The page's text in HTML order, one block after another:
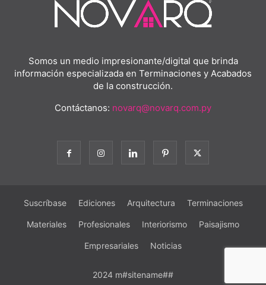
Somos un medio impresionante/digital que brinda
información especializada en Terminaciones y Acabados
de la construcción.
Contáctanos: novarq@novarq.com.py
Suscríbase Ediciones Arquitectura Terminaciones
Materiales Profesionales Interiorismo Paisajismo
Empresariales Noticias
2024 m#sitename##